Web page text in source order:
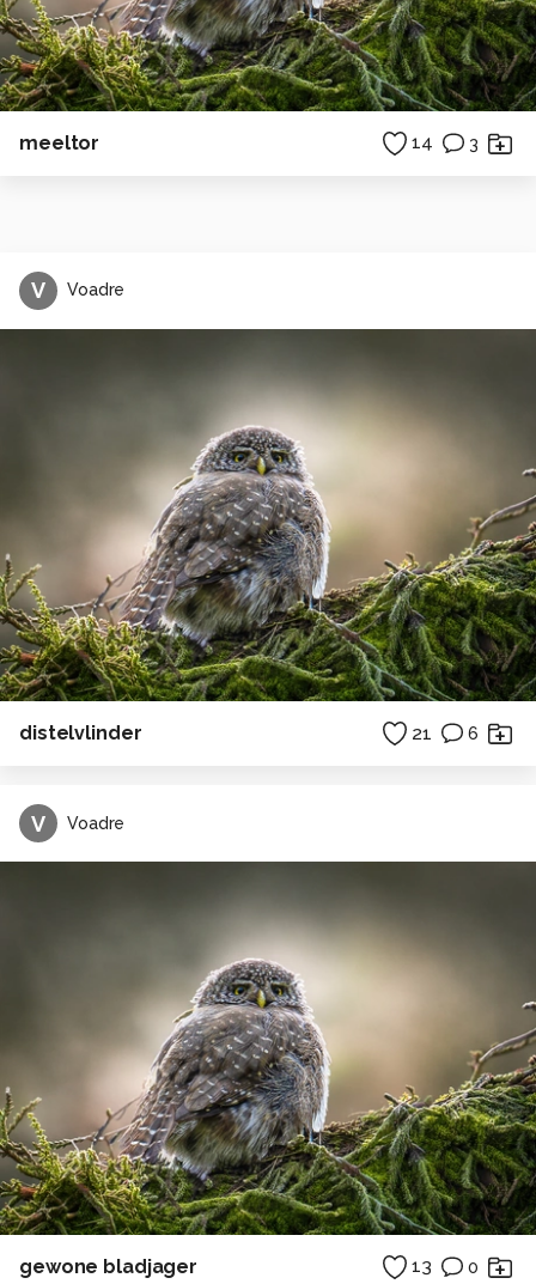
meeltor 14 3
V Voadre
distelvlinder 21 6
V Voadre
gewone bladjager 13 0